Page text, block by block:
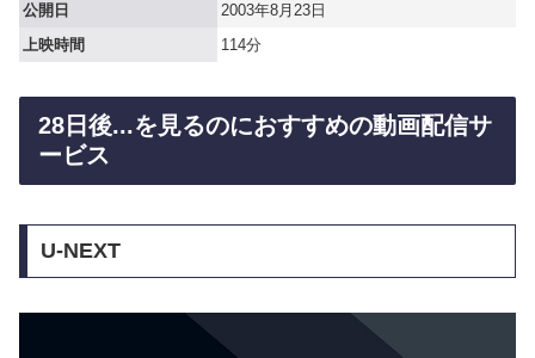
公開日
2003年8月23日
上映時間
114分
28日後...を見るのにおすすめの動画配信サ
ービス
U-NEXT